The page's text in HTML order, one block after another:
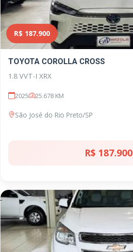
R$ 187.900
TOYOTA COROLLA CROSS
1.8 VVT-I XRX
2025 25.678 KM
São José do Rio Preto/SP
R$ 187.900